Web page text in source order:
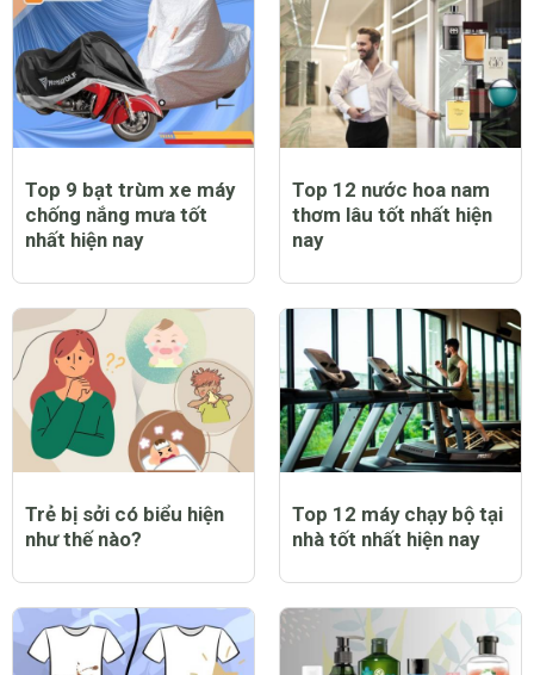
Top 9 bạt trùm xe máy
chống nắng mưa tốt
nhất hiện nay
Top 12 nước hoa nam
thơm lâu tốt nhất hiện
nay
Trẻ bị sởi có biểu hiện
như thế nào?
Top 12 máy chạy bộ tại
nhà tốt nhất hiện nay